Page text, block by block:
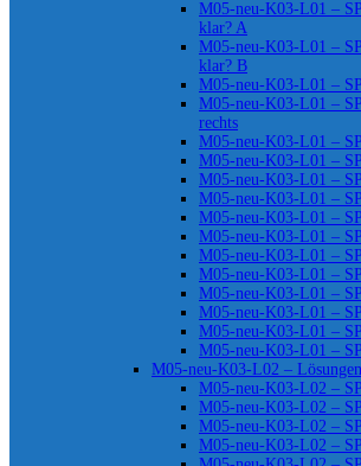
M05-neu-K03-L01 –
klar? A
M05-neu-K03-L01 –
klar? B
M05-neu-K03-L01 –
M05-neu-K03-L01 –
rechts
M05-neu-K03-L01 –
M05-neu-K03-L01 –
M05-neu-K03-L01 –
M05-neu-K03-L01 –
M05-neu-K03-L01 –
M05-neu-K03-L01 –
M05-neu-K03-L01 –
M05-neu-K03-L01 –
M05-neu-K03-L01 –
M05-neu-K03-L01 –
M05-neu-K03-L01 –
M05-neu-K03-L01 –
M05-neu-K03-L02 – Lösungen
M05-neu-K03-L02 –
M05-neu-K03-L02 –
M05-neu-K03-L02 –
M05-neu-K03-L02 –